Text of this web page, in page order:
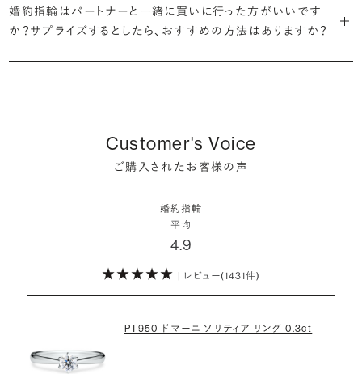
バイスを受けてみてください。より後悔のない婚約指輪選びにつなが
・婚約指輪に留める一石を自分で選べる
ダイヤモンド供給元のデータと直接繋がる独自の検索画面で、品質を
機関が発行した鑑定書が付き、品質が保証されます。
・メレダイヤモンドまでブライダル品質
婚約指輪にさらなる華やかさを添える小ぶりなダイヤモンドも、一般的
わたしたちのダイヤモンドについて
も可能です。
詳しくはこちら
婚約指輪は結婚するために必須のものではありませんが、中には「昔
から憧れがあったがパートナーに遠慮して欲しいと言い出せなかっ
検討していただければと思います。
※データ出典：結婚マーケット調査2025
ん。
婚約指輪はパートナーと一緒に買いに行った方がいいです
か？サプライズするとしたら、おすすめの方法はありますか？
しかし、サプライズで贈り贈られるのも、やはり素敵な経験。ブリリアン
ぜひお二人らしいスタイルを見つけてみてください。
Customer's Voice
ご購入されたお客様の声
婚約指輪
平均
4.9
| レビュー(1431件)
PT950 ドマーニ ソリティア リング 0.3ct